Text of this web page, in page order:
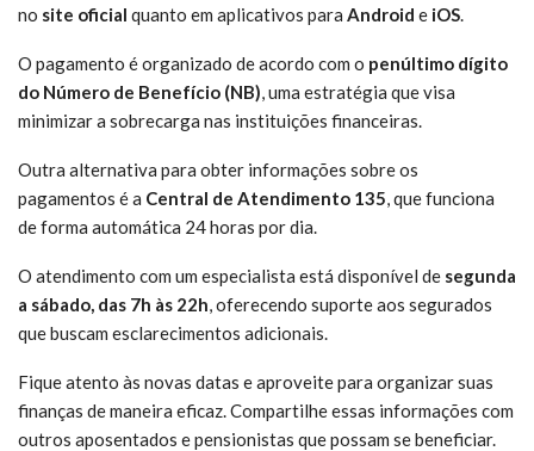
no site oficial quanto em aplicativos para Android e iOS.
O pagamento é organizado de acordo com o penúltimo dígito
do Número de Benefício (NB), uma estratégia que visa
minimizar a sobrecarga nas instituições financeiras.
Outra alternativa para obter informações sobre os
pagamentos é a Central de Atendimento 135, que funciona
de forma automática 24 horas por dia.
O atendimento com um especialista está disponível de segunda
a sábado, das 7h às 22h, oferecendo suporte aos segurados
que buscam esclarecimentos adicionais.
Fique atento às novas datas e aproveite para organizar suas
finanças de maneira eficaz. Compartilhe essas informações com
outros aposentados e pensionistas que possam se beneficiar.